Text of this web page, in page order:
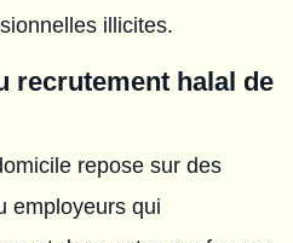
illicites.
recrutement halal de
repose sur des
employeurs qui